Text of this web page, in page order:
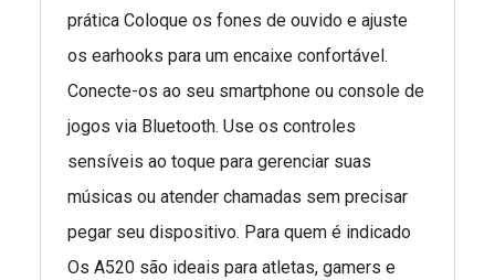
prática Coloque os fones de ouvido e ajuste
os earhooks para um encaixe confortável.
Conecte-os ao seu smartphone ou console de
jogos via Bluetooth. Use os controles
sensíveis ao toque para gerenciar suas
músicas ou atender chamadas sem precisar
pegar seu dispositivo. Para quem é indicado
Os A520 são ideais para atletas, gamers e